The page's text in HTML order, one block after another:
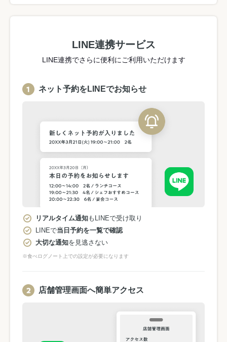
LINE連携サービス
LINE連携でさらに便利にご利用いただけます
ネット予約をLINEでお知らせ
リアルタイム通知もLINEで受け取り
LINEで当日予約を一覧で確認
大切な通知を見逃さない
※食べログノート上での設定が必要になります
店舗管理画面へ簡単アクセス